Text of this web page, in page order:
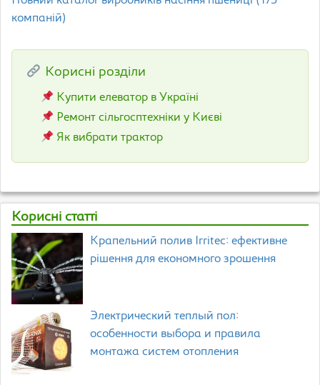
компаній)
Корисні розділи
Купити елеватор в Україні
Ремонт сільгосптехніки у Києві
Як вибрати трактор
Корисні статті
Крапельний полив Irritec: ефективне
рішення для економного зрошення
Электрический теплый пол:
особенности выбора и правила
монтажа систем отопления